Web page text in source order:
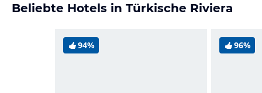
Beliebte Hotels in Türkische Riviera
94% 96%